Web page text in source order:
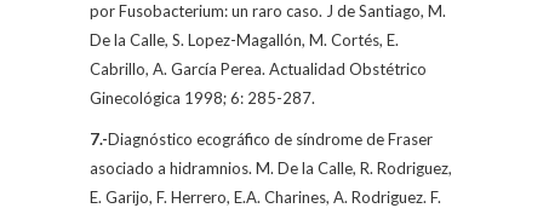
por Fusobacterium: un raro caso. J de Santiago, M.
De la Calle, S. Lopez-Magallón, M. Cortés, E.
Cabrillo, A. García Perea. Actualidad Obstétrico
Ginecológica 1998; 6: 285-287.
7.-Diagnóstico ecográfico de síndrome de Fraser
asociado a hidramnios. M. De la Calle, R. Rodriguez,
E. Garijo, F. Herrero, E.A. Charines, A. Rodriguez. F.